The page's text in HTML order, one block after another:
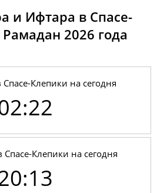
и Ифтара в Спасе-
2026 годa
Клепики на сегодня
Клепики на сегодня